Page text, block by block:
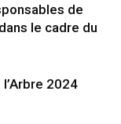
de
le cadre du
2024